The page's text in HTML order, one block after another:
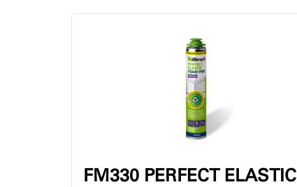
FM330 PERFECT ELASTIC